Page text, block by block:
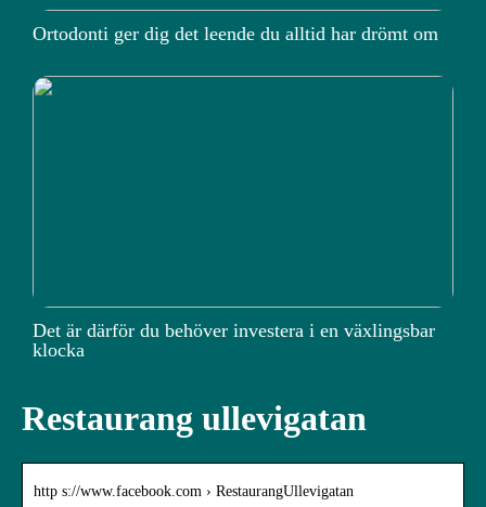
Ortodonti ger dig det leende du alltid har drömt om
Det är därför du behöver investera i en växlingsbar
klocka
Restaurang ullevigatan
http s://www.facebook.com › RestaurangUllevigatan